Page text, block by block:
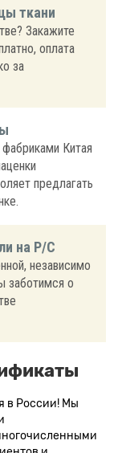
ткани
Закажите
оплата
за
Китая
предлагать
на Р/С
независимо
заботимся о
в России! Мы